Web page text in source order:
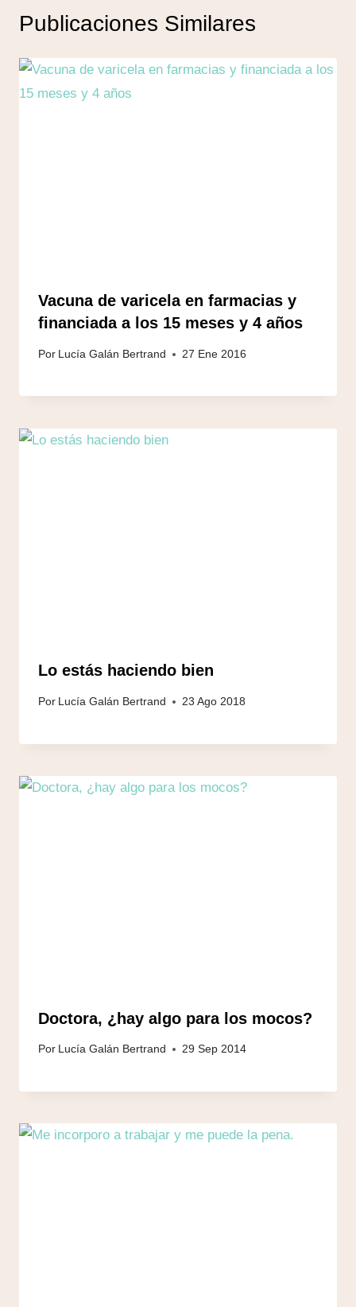
Publicaciones Similares
Vacuna de varicela en farmacias y
financiada a los 15 meses y 4 años
Por Lucía Galán Bertrand 27 Ene 2016
Lo estás haciendo bien
Por Lucía Galán Bertrand 23 Ago 2018
Doctora, ¿hay algo para los mocos?
Por Lucía Galán Bertrand 29 Sep 2014